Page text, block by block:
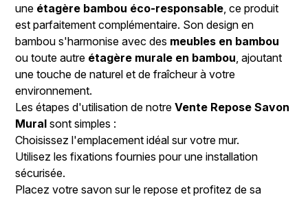
une étagère bambou éco-responsable , ce produit
est parfaitement complémentaire. Son design en
bambou s'harmonise avec des meubles en bambou
ou toute autre étagère murale en bambou , ajoutant
une touche de naturel et de fraîcheur à votre
environnement.
Les étapes d'utilisation de notreVente Repose Savon
Mural sont simples :
Choisissez l'emplacement idéal sur votre mur.
Utilisez les fixations fournies pour une installation
sécurisée.
Placez votre savon sur le repose et profitez de sa